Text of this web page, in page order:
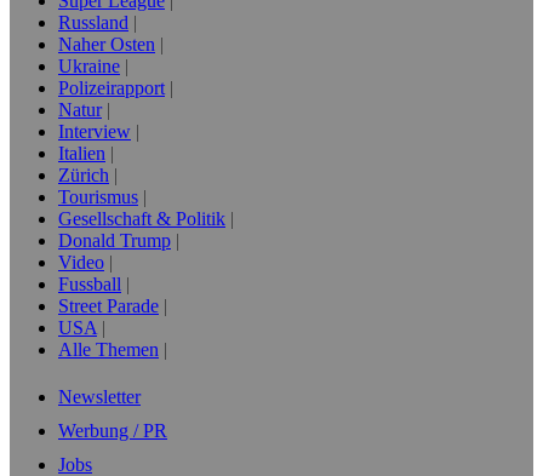
Russland
Naher Osten
Ukraine
Polizeirapport
Natur
Interview
Italien
Zürich
Tourismus
Gesellschaft & Politik
Donald Trump
Video
Fussball
Street Parade
USA
Alle Themen
Newsletter
Werbung / PR
Jobs